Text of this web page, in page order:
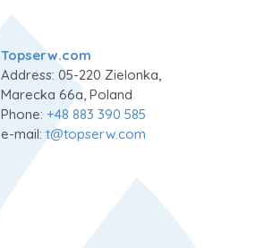
Topserw.com
Address: 05-220 Zielonka,
Marecka 66a, Poland
Phone:+48 883 390 585
e-mail:t@topserw.com